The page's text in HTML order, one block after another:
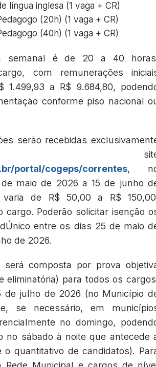
língua inglesa (1 vaga + CR)
(20h) (1 vaga + CR)
(40h) (1 vaga + CR)
semanal é de 20 a 40
com remunerações
1.499,93 a R$ 9.684,80,
conforme piso nacional
serão recebidas
portal/cogeps/correntes,
maio de 2026 a 15 de junho
de R$ 50,00 a R$
cargo. Poderão solicitar isenção
entre os dias 25 de maio
de 2026.
será composta por prova
eliminatória) para todos os
de julho de 2026 (no Município
e, se necessário, em
no domingo,
no sábado à noite que antecede
o quantitativo de candidatos).